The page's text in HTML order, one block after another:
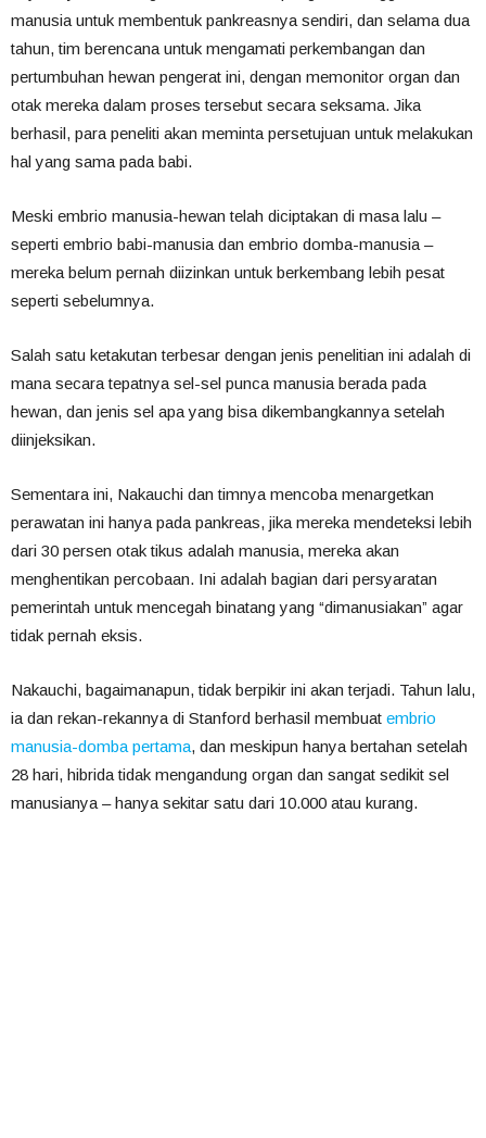
manusia untuk membentuk pankreasnya sendiri, dan selama dua
tahun, tim berencana untuk mengamati perkembangan dan
pertumbuhan hewan pengerat ini, dengan memonitor organ dan
otak mereka dalam proses tersebut secara seksama. Jika
berhasil, para peneliti akan meminta persetujuan untuk melakukan
hal yang sama pada babi.
Meski embrio manusia-hewan telah diciptakan di masa lalu –
seperti embrio babi-manusia dan embrio domba-manusia –
mereka belum pernah diizinkan untuk berkembang lebih pesat
seperti sebelumnya.
Salah satu ketakutan terbesar dengan jenis penelitian ini adalah di
mana secara tepatnya sel-sel punca manusia berada pada
hewan, dan jenis sel apa yang bisa dikembangkannya setelah
diinjeksikan.
Sementara ini, Nakauchi dan timnya mencoba menargetkan
perawatan ini hanya pada pankreas, jika mereka mendeteksi lebih
dari 30 persen otak tikus adalah manusia, mereka akan
menghentikan percobaan. Ini adalah bagian dari persyaratan
pemerintah untuk mencegah binatang yang “dimanusiakan” agar
tidak pernah eksis.
Nakauchi, bagaimanapun, tidak berpikir ini akan terjadi. Tahun lalu,
ia dan rekan-rekannya di Stanford berhasil membuat embrio
manusia-domba pertama, dan meskipun hanya bertahan setelah
28 hari, hibrida tidak mengandung organ dan sangat sedikit sel
manusianya – hanya sekitar satu dari 10.000 atau kurang.